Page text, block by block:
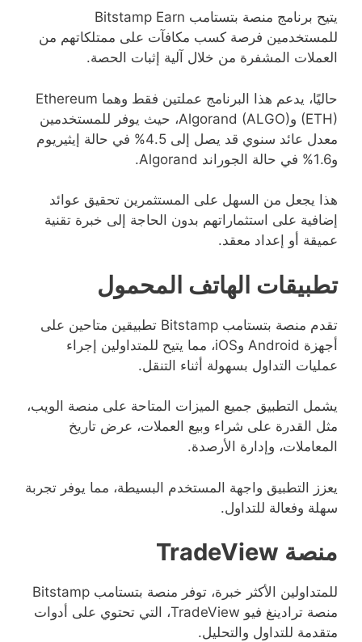
يتيح برنامج منصة بتستامب Bitstamp Earn
للمستخدمين فرصة كسب مكافآت على ممتلكاتهم من
العملات المشفرة من خلال آلية إثبات الحصة.
حاليًا، يدعم هذا البرنامج عملتين فقط وهما Ethereum
(ETH) وAlgorand (ALGO)، حيث يوفر للمستخدمين
معدل عائد سنوي قد يصل إلى 4.5% في حالة إيثيريوم
و1.6% في حالة الجوراند Algorand.
هذا يجعل من السهل على المستثمرين تحقيق عوائد
إضافية على استثماراتهم بدون الحاجة إلى خبرة تقنية
عميقة أو إعداد معقد.
تطبيقات الهاتف المحمول
تقدم منصة بتستامب Bitstamp تطبيقين متاحين على
أجهزة Android وiOS، مما يتيح للمتداولين إجراء
عمليات التداول بسهولة أثناء التنقل.
يشمل التطبيق جميع الميزات المتاحة على منصة الويب،
مثل القدرة على شراء وبيع العملات، عرض تاريخ
المعاملات، وإدارة الأرصدة.
يعزز التطبيق واجهة المستخدم البسيطة، مما يوفر تجربة
سهلة وفعالة للتداول.
منصة TradeView
للمتداولين الأكثر خبرة، توفر منصة بتستامب Bitstamp
منصة ترادينغ فيو TradeView، التي تحتوي على أدوات
متقدمة للتداول والتحليل.